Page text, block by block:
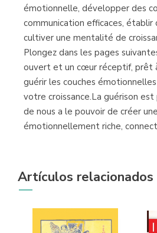
émotionnelle, développer des
communication efficaces,
cultiver une mentalité de
Plongez dans les pages
ouvert et un cœur réceptif, prêt
guérir les couches
votre croissance.La guérison
de nous a le pouvoir de créer
émotionnellement riche,
Artículos relacionados